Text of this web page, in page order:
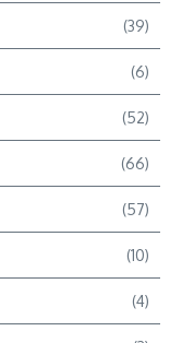
(39)
(6)
(52)
(66)
(57)
(10)
(4)